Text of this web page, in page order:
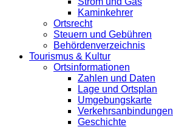
Kaminkehrer
Ortsrecht
Steuern und Gebühren
Behördenverzeichnis
Tourismus & Kultur
Ortsinformationen
Zahlen und Daten
Lage und Ortsplan
Umgebungskarte
Verkehrsanbindungen
Geschichte